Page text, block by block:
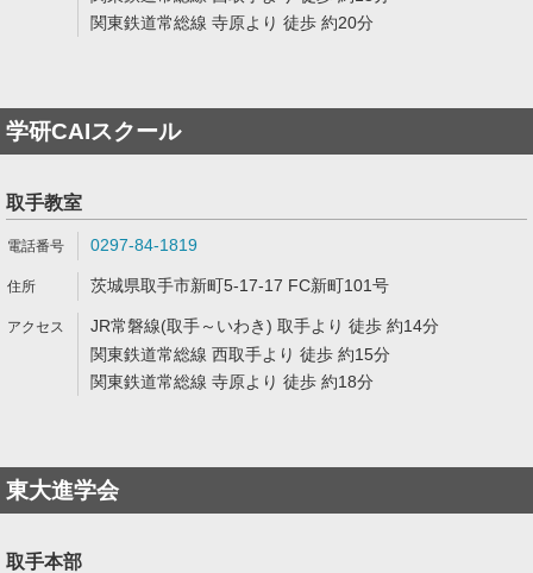
関東鉄道常総線 寺原より 徒歩 約20分
学研CAIスクール
取手教室
0297-84-1819
茨城県取手市新町5-17-17 FC新町101号
JR常磐線(取手～いわき) 取手より 徒歩 約14分
関東鉄道常総線 西取手より 徒歩 約15分
関東鉄道常総線 寺原より 徒歩 約18分
東大進学会
取手本部